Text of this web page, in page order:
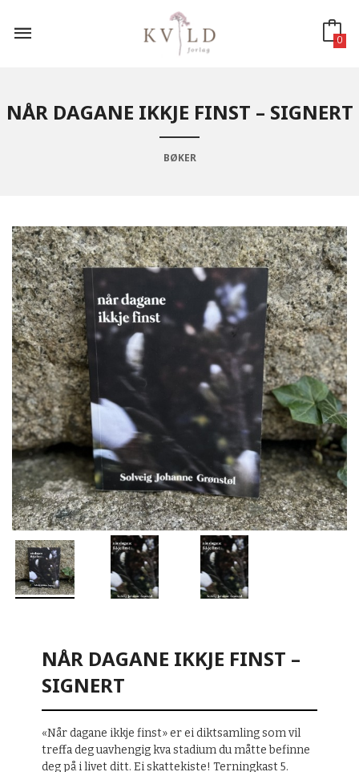
innholdet
0
NÅR DAGANE IKKJE FINST – SIGNERT
BØKER
NÅR DAGANE IKKJE FINST –
SIGNERT
«Når dagane ikkje finst» er ei diktsamling som vil
treffa deg uavhengig kva stadium du måtte befinne
deg på i livet ditt. Ei skattekiste! Terningkast 5.